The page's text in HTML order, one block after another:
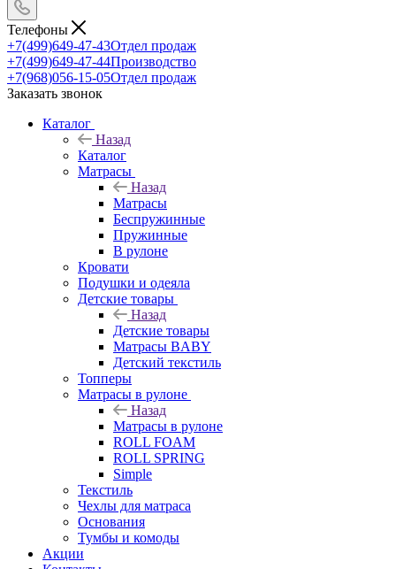
Телефоны
+7(499)649-47-43Отдел продаж
+7(499)649-47-44Производство
+7(968)056-15-05Отдел продаж
Заказать звонок
Каталог
Назад
Каталог
Матрасы
Назад
Матрасы
Беспружинные
Пружинные
В рулоне
Кровати
Подушки и одеяла
Детские товары
Назад
Детские товары
Матрасы BABY
Детский текстиль
Топперы
Матрасы в рулоне
Назад
Матрасы в рулоне
ROLL FOAM
ROLL SPRING
Simple
Текстиль
Чехлы для матраса
Основания
Тумбы и комоды
Акции